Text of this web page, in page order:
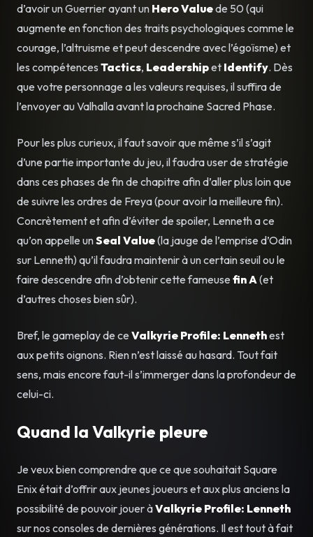
d’avoir un Guerrier ayant un Hero Valuede 50 (qui
augmente en fonction des traits psychologiques comme le
courage, l’altruisme et peut descendre avec l’égoïsme) et
les compétences Tactics, Leadershipet Identify. Dès
que votre personnage a les valeurs requises, il suffira de
l’envoyer au Valhalla avant la prochaine Sacred Phase.
Pour les plus curieux, il faut savoir que même s’il s’agit
d’une partie importante du jeu, il faudra user de stratégie
dans ces phases de fin de chapitre afin d’aller plus loin que
de suivre les ordres de Freya (pour avoir la meilleure fin).
Concrètement et afin d’éviter de spoiler, Lenneth a ce
qu’on appelle unSeal Value(la jauge de l’emprise d’Odin
sur Lenneth) qu’il faudra maintenir à un certain seuil ou le
faire descendre afin d’obtenir cette fameuse fin A (et
d’autres choses bien sûr).
Bref, le gameplay de ce Valkyrie Profile: Lennethest
aux petits oignons. Rien n’est laissé au hasard. Tout fait
sens, mais encore faut-il s’immerger dans la profondeur de
celui-ci.
Quand la Valkyrie pleure
Je veux bien comprendre que ce que souhaitait Square
Enix était d’offrir aux jeunes joueurs et aux plus anciens la
possibilité de pouvoir jouer àValkyrie Profile: Lenneth
sur nos consoles de dernières générations. Il est tout à fait